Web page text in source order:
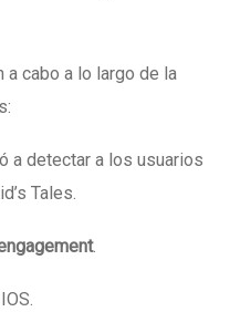
a cabo a lo largo de la
a detectar a los usuarios
Tales.
.